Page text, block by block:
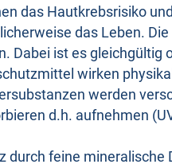
das Hautkrebsrisiko
das Leben.
Dabei ist es gleichgültig
wirken
werden
d.h. aufnehmen
durch feine